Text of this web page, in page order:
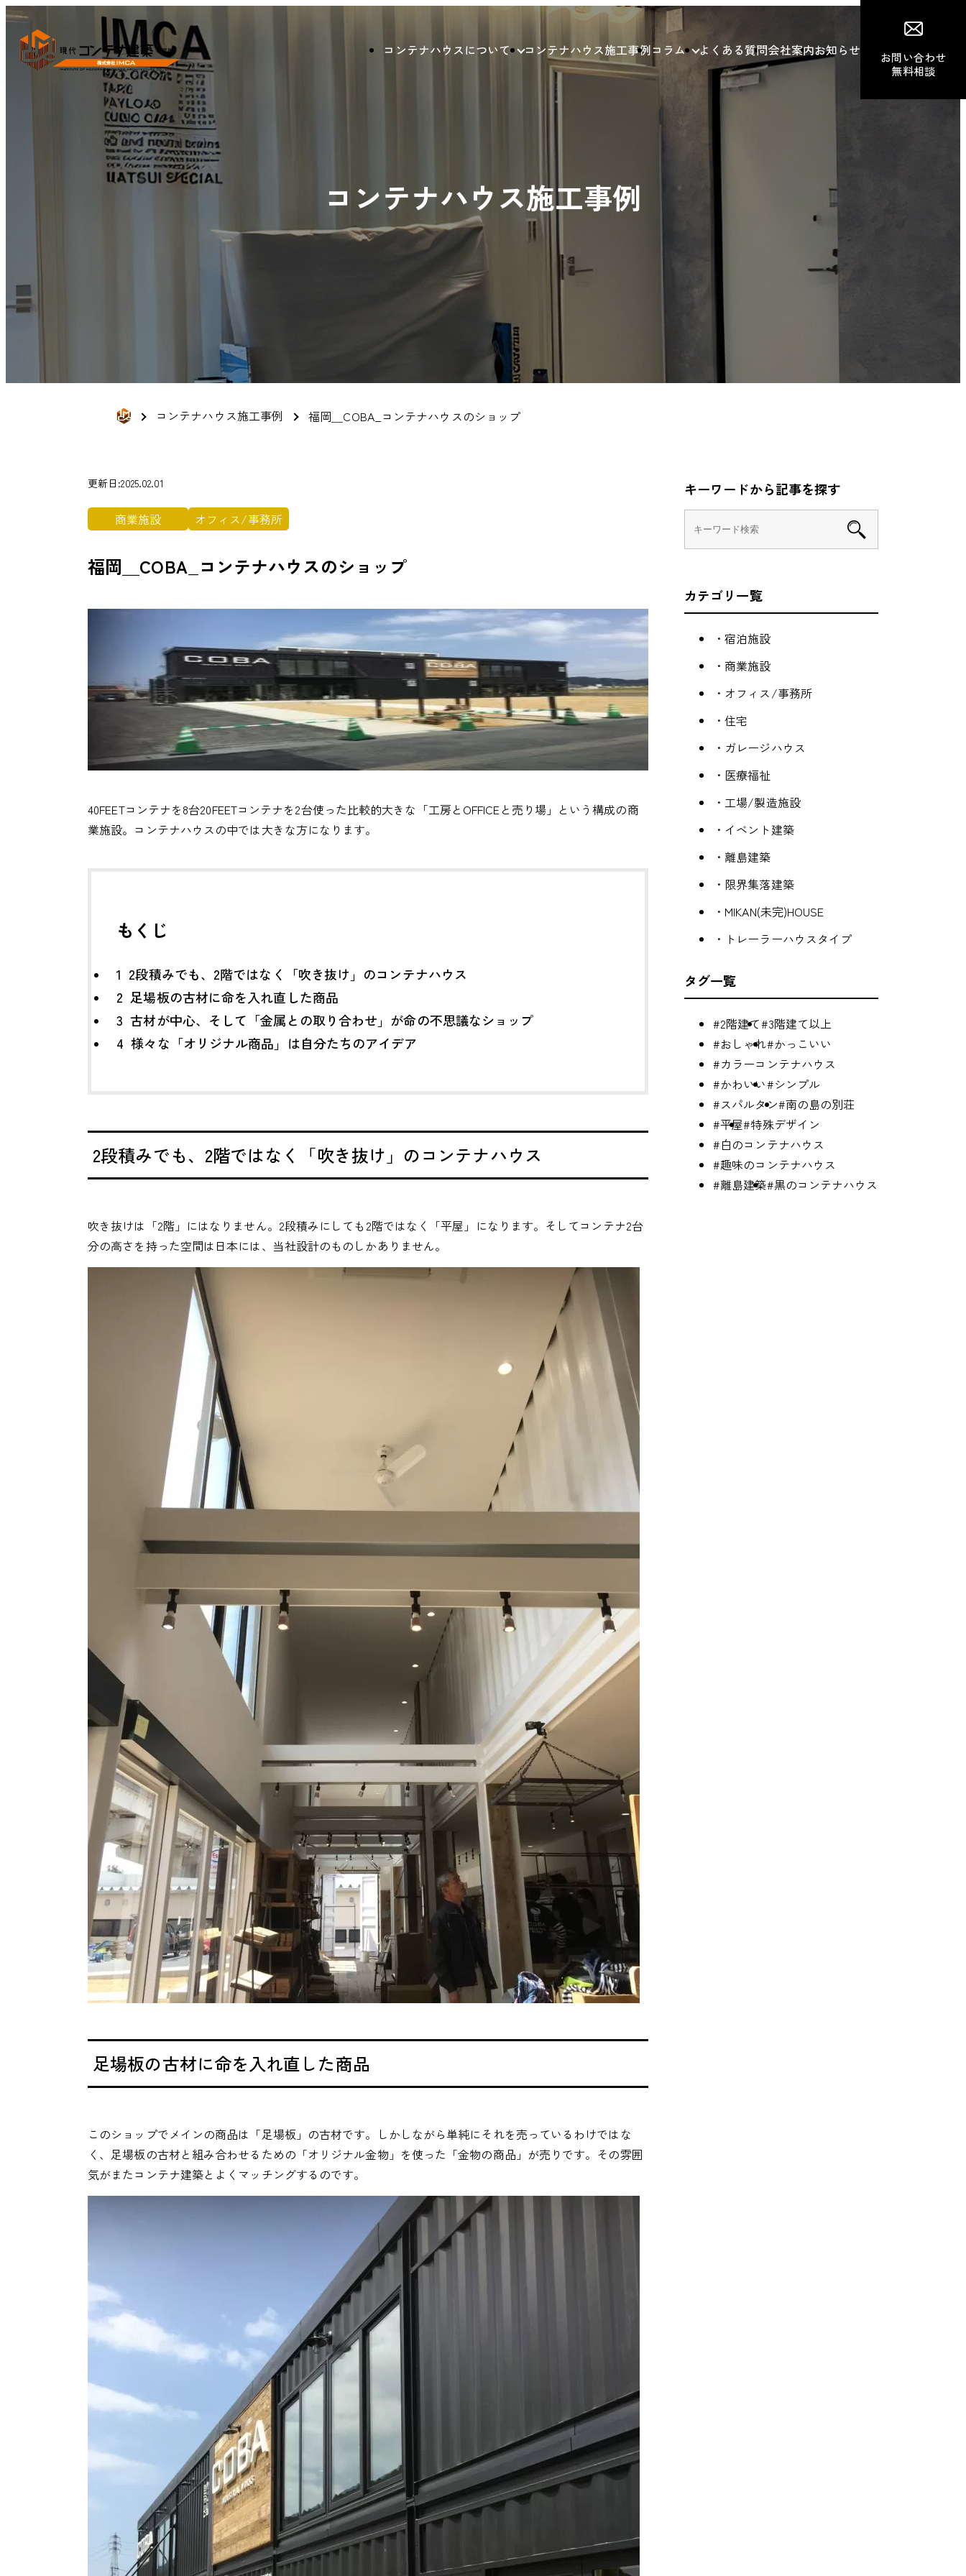
コンテナハウスについて コンテナハウス施工事例コラム よくある質問会社案内お知らせ
お問い合わせ
無料相談
コンテナハウス施工事例
コンテナハウス施工事例 福岡＿COBA_コンテナハウスのショップ
更新日:2025.02.01
商業施設 オフィス/事務所
福岡＿COBA_コンテナハウスのショップ
40FEETコンテナを8台20FEETコンテナを2台使った比較的大きな「工房とOFFICEと売り場」という構成の商
業施設。コンテナハウスの中では大きな方になります。
もくじ
1 2段積みでも、2階ではなく「吹き抜け」のコンテナハウス
2 足場板の古材に命を入れ直した商品
3 古材が中心、そして「金属との取り合わせ」が命の不思議なショップ
4 様々な「オリジナル商品」は自分たちのアイデア
2段積みでも、2階ではなく「吹き抜け」のコンテナハウス
吹き抜けは「2階」にはなりません。2段積みにしても2階ではなく「平屋」になります。そしてコンテナ2台
分の高さを持った空間は日本には、当社設計のものしかありません。
足場板の古材に命を入れ直した商品
このショップでメインの商品は「足場板」の古材です。しかしながら単純にそれを売っているわけではな
く、足場板の古材と組み合わせるための「オリジナル金物」を使った「金物の商品」が売りです。その雰囲
気がまたコンテナ建築とよくマッチングするのです。
キーワードから記事を探す
カテゴリ一覧
・宿泊施設
・商業施設
・オフィス/事務所
・住宅
・ガレージハウス
・医療福祉
・工場/製造施設
・イベント建築
・離島建築
・限界集落建築
・MIKAN(未完)HOUSE
・トレーラーハウスタイプ
タグ一覧
#2階建て#3階建て以上
#おしゃれ#かっこいい
#カラーコンテナハウス
#かわいい#シンプル
#スパルタン#南の島の別荘
#平屋#特殊デザイン
#白のコンテナハウス
#趣味のコンテナハウス
#離島建築#黒のコンテナハウス